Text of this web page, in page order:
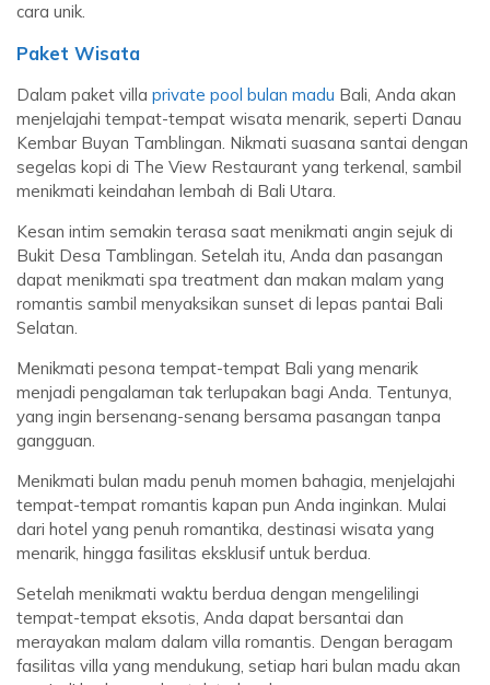
cara unik.
Paket Wisata
Dalam paket villa private pool bulan madu Bali, Anda akan
menjelajahi tempat-tempat wisata menarik, seperti Danau
Kembar Buyan Tamblingan. Nikmati suasana santai dengan
segelas kopi di The View Restaurant yang terkenal, sambil
menikmati keindahan lembah di Bali Utara.
Kesan intim semakin terasa saat menikmati angin sejuk di
Bukit Desa Tamblingan. Setelah itu, Anda dan pasangan
dapat menikmati spa treatment dan makan malam yang
romantis sambil menyaksikan sunset di lepas pantai Bali
Selatan.
Menikmati pesona tempat-tempat Bali yang menarik
menjadi pengalaman tak terlupakan bagi Anda. Tentunya,
yang ingin bersenang-senang bersama pasangan tanpa
gangguan.
Menikmati bulan madu penuh momen bahagia, menjelajahi
tempat-tempat romantis kapan pun Anda inginkan. Mulai
dari hotel yang penuh romantika, destinasi wisata yang
menarik, hingga fasilitas eksklusif untuk berdua.
Setelah menikmati waktu berdua dengan mengelilingi
tempat-tempat eksotis, Anda dapat bersantai dan
merayakan malam dalam villa romantis. Dengan beragam
fasilitas villa yang mendukung, setiap hari bulan madu akan